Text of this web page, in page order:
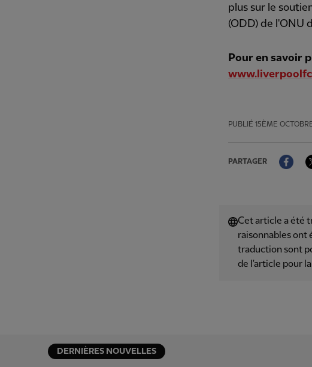
plus sur le
(ODD) de l'ONU
Pour en savoir
PUBLIÉ 15ÈME
PARTAGER
Cet article a été
raisonnables ont
traduction sont
de l'article pour
DERNIÈRES NOUVELLES